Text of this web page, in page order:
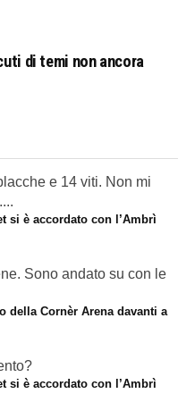
di temi non ancora
e 14 viti. Non mi
si è accordato con l’Ambrì
Sono andato su con le
della Cornèr Arena davanti a
si è accordato con l’Ambrì